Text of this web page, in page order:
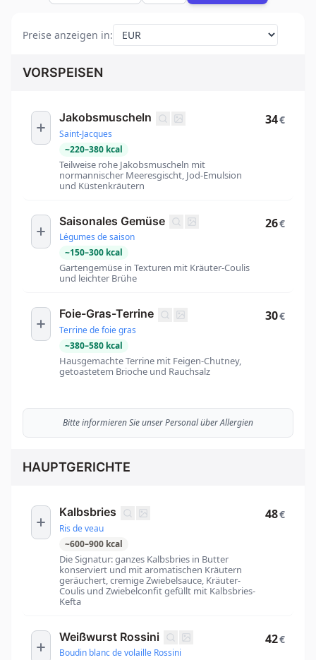
Preise anzeigen in:
VORSPEISEN
Jakobsmuscheln
Saint-Jacques
~220–380 kcal
Teilweise rohe Jakobsmuscheln mit
normannischer Meeresgischt, Jod-Emulsion
und Küstenkräutern
34€
Saisonales Gemüse
Légumes de saison
~150–300 kcal
Gartengemüse in Texturen mit Kräuter-Coulis
und leichter Brühe
26€
Foie-Gras-Terrine
Terrine de foie gras
~380–580 kcal
Hausgemachte Terrine mit Feigen-Chutney,
getoastetem Brioche und Rauchsalz
30€
Bitte informieren Sie unser Personal über Allergien
HAUPTGERICHTE
Kalbsbries
Ris de veau
~600–900 kcal
Die Signatur: ganzes Kalbsbries in Butter
konserviert und mit aromatischen Kräutern
geräuchert, cremige Zwiebelsauce, Kräuter-
Coulis und Zwiebelconfit gefüllt mit Kalbsbries-
Kefta
48€
Weißwurst Rossini
Boudin blanc de volaille Rossini
42€